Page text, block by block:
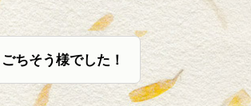
ごちそう様でした！